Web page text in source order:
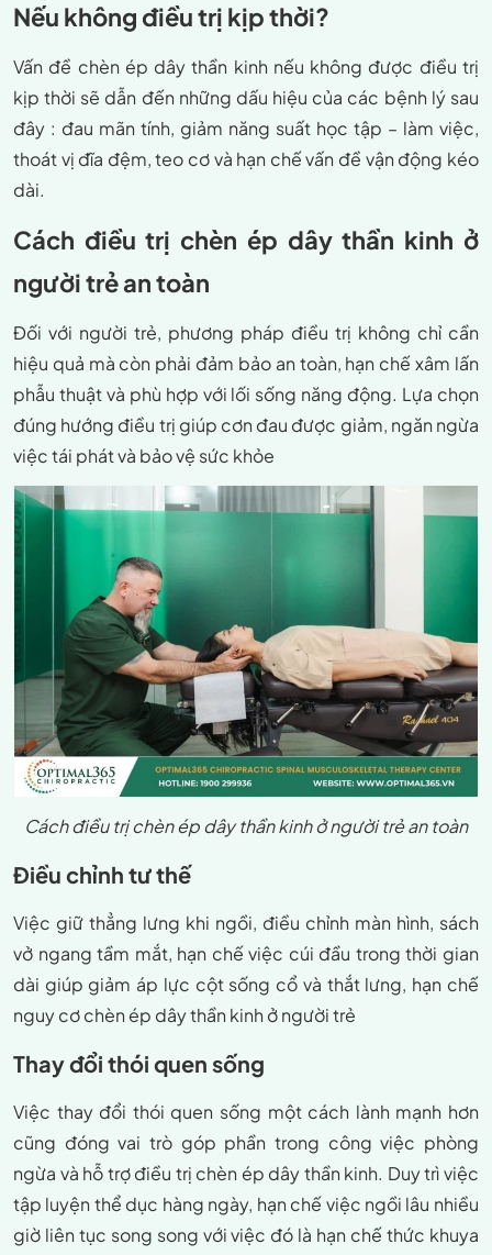
Nếu không điều trị kịp thời?
Vấn đề chèn ép dây thần kinh nếu không được điều trị
kịp thời sẽ dẫn đến những dấu hiệu của các bệnh lý sau
đây : đau mãn tính, giảm năng suất học tập – làm việc,
thoát vị đĩa đệm, teo cơ và hạn chế vấn đề vận động kéo
dài.
Cách điều trị chèn ép dây thần kinh ở
người trẻ an toàn
Đối với người trẻ, phương pháp điều trị không chỉ cần
hiệu quả mà còn phải đảm bảo an toàn, hạn chế xâm lấn
phẫu thuật và phù hợp với lối sống năng động. Lựa chọn
đúng hướng điều trị giúp cơn đau được giảm, ngăn ngừa
việc tái phát và bảo vệ sức khỏe
Cách điều trị chèn ép dây thần kinh ở người trẻ an toàn
Điều chỉnh tư thế
Việc giữ thẳng lưng khi ngồi, điều chỉnh màn hình, sách
vở ngang tầm mắt, hạn chế việc cúi đầu trong thời gian
dài giúp giảm áp lực cột sống cổ và thắt lưng, hạn chế
nguy cơ chèn ép dây thần kinh ở người trẻ
Thay đổi thói quen sống
Việc thay đổi thói quen sống một cách lành mạnh hơn
cũng đóng vai trò góp phần trong công việc phòng
ngừa và hỗ trợ điều trị chèn ép dây thần kinh. Duy trì việc
tập luyện thể dục hàng ngày, hạn chế việc ngồi lâu nhiều
giờ liên tục song song với việc đó là hạn chế thức khuya